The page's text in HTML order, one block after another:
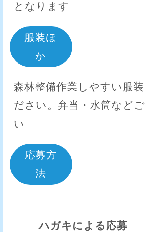
となります
服装ほ
か
森林整備作業しやすい服装
ださい。弁当・水筒など
い
応募方
法
ハガキによる応募